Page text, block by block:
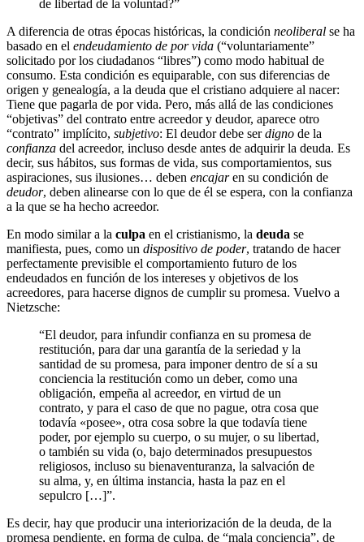
de libertad de la voluntad?”
A diferencia de otras épocas históricas, la condición neoliberal se ha
basado en el endeudamiento de por vida (“voluntariamente”
solicitado por los ciudadanos “libres”) como modo habitual de
consumo. Esta condición es equiparable, con sus diferencias de
origen y genealogía, a la deuda que el cristiano adquiere al nacer:
Tiene que pagarla de por vida. Pero, más allá de las condiciones
“objetivas” del contrato entre acreedor y deudor, aparece otro
“contrato” implícito, subjetivo: El deudor debe serdigno de la
confianza del acreedor, incluso desde antes de adquirir la deuda. Es
decir, sus hábitos, sus formas de vida, sus comportamientos, sus
aspiraciones, sus ilusiones… deben encajaren su condición de
deudor, deben alinearse con lo que de él se espera, con la confianza
a la que se ha hecho acreedor.
En modo similar a la culpa en el cristianismo, la deuda se
manifiesta, pues, como un dispositivo de poder, tratando de hacer
perfectamente previsible el comportamiento futuro de los
endeudados en función de los intereses y objetivos de los
acreedores, para hacerse dignos de cumplir su promesa. Vuelvo a
Nietzsche:
“El deudor, para infundir confianza en su promesa de
restitución, para dar una garantía de la seriedad y la
santidad de su promesa, para imponer dentro de sí a su
conciencia la restitución como un deber, como una
obligación, empeña al acreedor, en virtud de un
contrato, y para el caso de que no pague, otra cosa que
todavía «posee», otra cosa sobre la que todavía tiene
poder, por ejemplo su cuerpo, o su mujer, o su libertad,
o también su vida (o, bajo determinados presupuestos
religiosos, incluso su bienaventuranza, la salvación de
su alma, y, en última instancia, hasta la paz en el
sepulcro […]”.
Es decir, hay que producir una interiorización de la deuda, de la
promesa pendiente, en forma de culpa, de “mala conciencia”, de